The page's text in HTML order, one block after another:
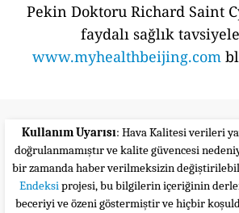
Pekin Doktoru Richard Saint
faydalı sağlık
www.myhealthbeijing.com
Kullanım Uyarısı: Hava Kalitesi verileri
doğrulanmamıştır ve kalite güvencesi
bir zamanda haber verilmeksizin
Endeksiprojesi, bu bilgilerin içeriğinin
beceriyi ve özeni göstermiştir ve hiçbir